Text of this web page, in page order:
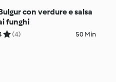
con verdure e salsa
funghi
(4) 50 Min